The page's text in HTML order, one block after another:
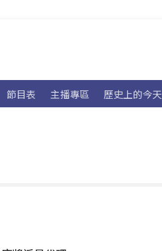
節目表 主播專區 歷史上的今天